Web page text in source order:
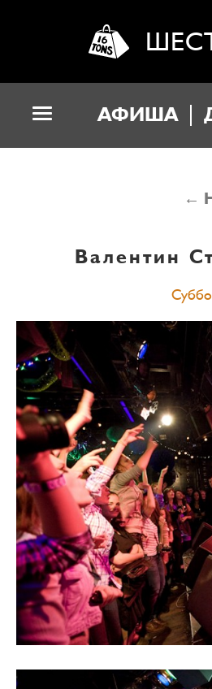
АФИША
←
Валентин